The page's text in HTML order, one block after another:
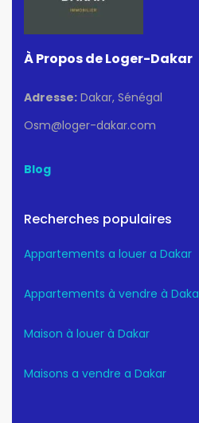
À Propos de Loger-Dakar
Adresse: Dakar, Sénégal
Osm@loger-dakar.com
Blog
Recherches populaires
Appartements a louer a Dakar
Appartements à vendre à
Maison à louer à Dakar
Maisons a vendre a Dakar